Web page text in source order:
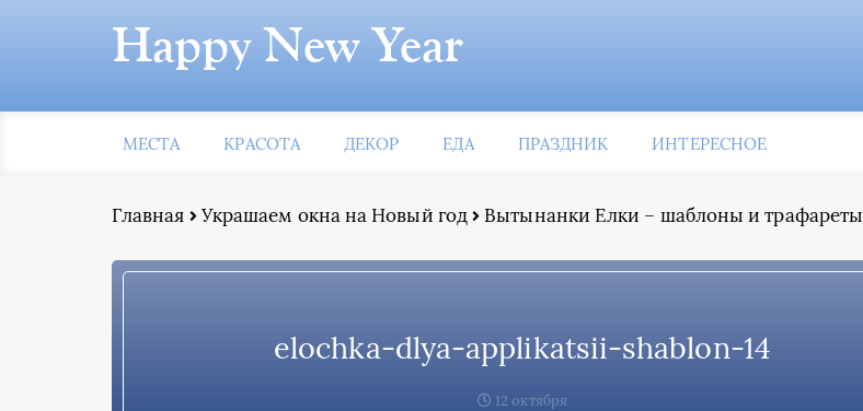
Happy New Year
МЕСТА КРАСОТА ДЕКОР ЕДА ПРАЗДНИК ИНТЕРЕСНОЕ
Главная Украшаем окна на Новый год Вытынанки Елки – шаблоны и трафареты
elochka-dlya-applikatsii-shablon-14
12 октября